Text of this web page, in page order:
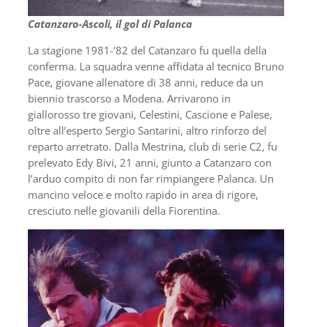
Catanzaro-Ascoli, il gol di Palanca
La stagione 1981-’82 del Catanzaro fu quella della
conferma. La squadra venne affidata al tecnico Bruno
Pace, giovane allenatore di 38 anni, reduce da un
biennio trascorso a Modena. Arrivarono in
giallorosso tre giovani, Celestini, Cascione e Palese,
oltre all’esperto Sergio Santarini, altro rinforzo del
reparto arretrato. Dalla Mestrina, club di serie C2, fu
prelevato Edy Bivi, 21 anni, giunto a Catanzaro con
l’arduo compito di non far rimpiangere Palanca. Un
mancino veloce e molto rapido in area di rigore,
cresciuto nelle giovanili della Fiorentina.